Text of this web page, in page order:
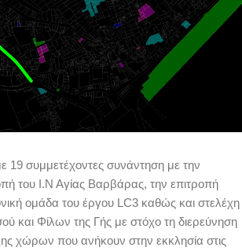
19 συμμετέχοντες συνάντηση με την
του Ι.Ν Αγίας Βαρβάρας, την επιτροπή
ομάδα του έργου LC3 καθώς και στελέχη
και Φίλων της Γής με στόχο τη διερεύνηση
χώρων που ανήκουν στην εκκλησία στις